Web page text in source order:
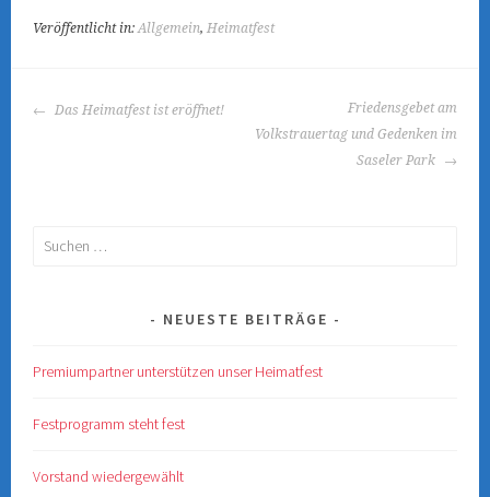
Veröffentlicht in:Allgemein,Heimatfest
BEITRAGS-
Das Heimatfest ist eröffnet!
Friedensgebet am
Volkstrauertag und Gedenken im
Saseler Park
Suchen
NEUESTE BEITRÄGE
Premiumpartner unterstützen unser Heimatfest
Festprogramm steht fest
Vorstand wiedergewählt